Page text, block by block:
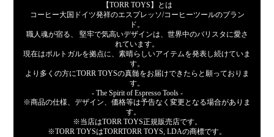
【TORR TOYS】とは
コーヒー大国ドイツ発祥のエスプレッソ/コーヒーツールのブラン
ド。
職人魂が宿る、 堅牢で気高いデザインは、世界中のバリスタに愛さ
れています。
現在はポルトガルを拠点に、素晴らしいアイテムを発表し続けていま
す。
より多くの方にTORR TOYSの真髄をお届けできたらと願っておりま
す。
- The Spirit of Espresso Tools -
※商品の仕様、デザイン、価格等は予告なく変更となる場合がありま
す。
※当店はTORR TOYS正規販売店です。
※TORR TOYSはTORRTORR TOYS, LDAの商標です。